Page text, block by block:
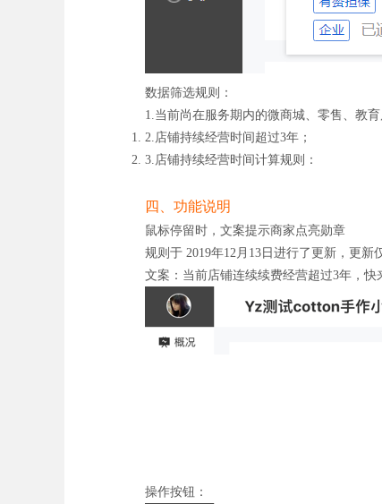
数据筛选规则：
1.当前尚在服务期内的微商城、零售、教
2.店铺持续经营时间超过3年；
3.店铺持续经营时间计算规则：
四、功能说明
鼠标停留时，文案提示商家点亮勋章
规则于 2019年12月13日进行了更新，更新
文案：当前店铺连续续费经营超过3年，
操作按钮：